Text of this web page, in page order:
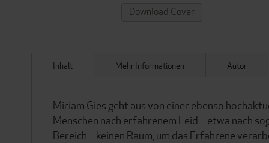
BILDERGALERIE
Download Cover
Inhalt
Miriam Gies geht aus von einer ebenso
Menschen nach erfahrenem Leid – etwa nach
Bereich – keinen Raum, um das Erfahrene
Mehr Informationen Autor